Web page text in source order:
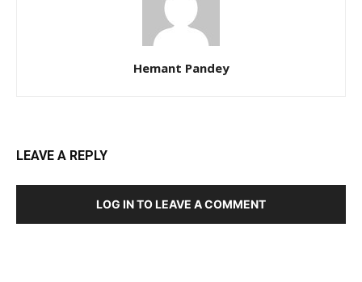
Hemant Pandey
LEAVE A REPLY
LOG IN TO LEAVE A COMMENT